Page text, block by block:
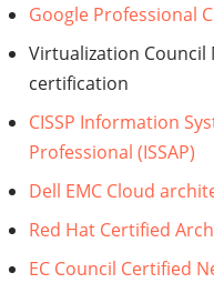
Google Professional
Virtualization
certification
CISSP Information
Professional (ISSAP)
Dell EMC Cloud
Red Hat Certified
EC Council Certified